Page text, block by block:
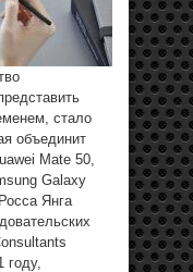
стало
объединит
Mate 50,
Galaxy
Янга
году,